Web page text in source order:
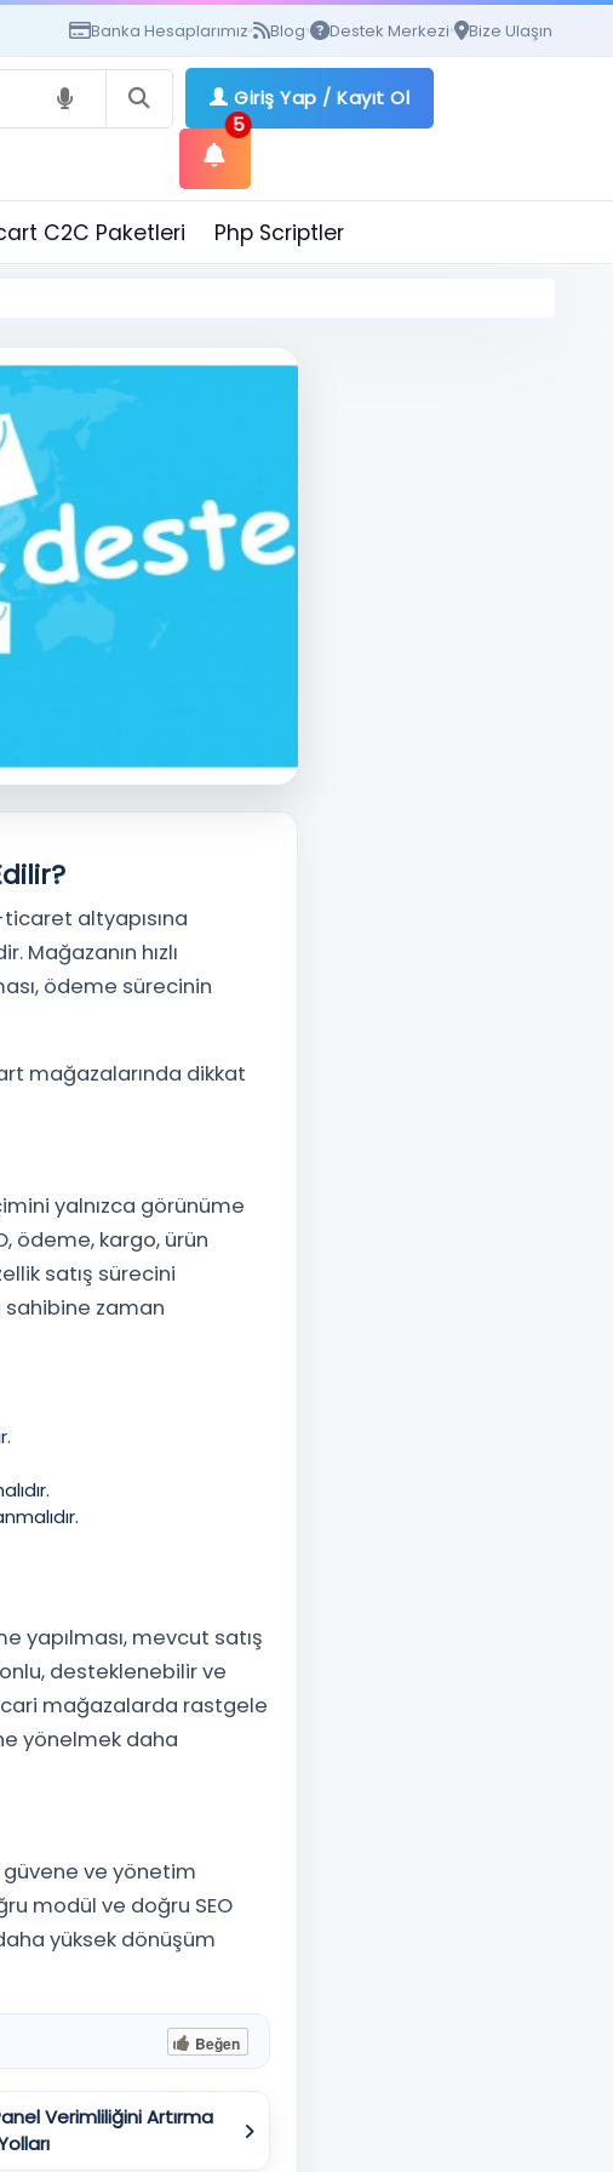
Banka Hesaplarımız Blog Destek Merkezi Bize Ulaşın
Giriş Yap / Kayıt Ol
5
C2C Paketleri Php Scriptler
altyapısına
Mağazanın hızlı
ödeme sürecinin
mağazalarında dikkat
yalnızca görünüme
ödeme, kargo, ürün
satış sürecini
sahibine zaman
yapılması, mevcut satış
desteklenebilir ve
mağazalarda rastgele
yönelmek daha
güvene ve yönetim
modül ve doğru SEO
yüksek dönüşüm
Beğen
Verimliliğini Artırma